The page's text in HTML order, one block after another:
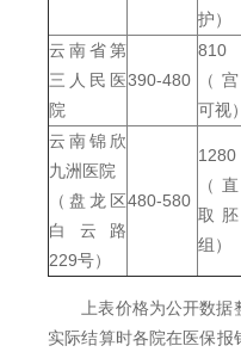
护）
云南省第
三人民医
院
390-480
810
（
可视）
云南锦欣
九洲医院
（盘龙区
白云路
229号）
480-580
1280
（
取
组）
上表价格为公开数
实际结算时各院在医保报